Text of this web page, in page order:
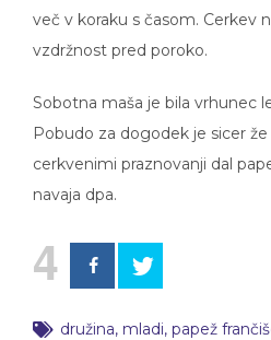
več v koraku s časom. Cerkev
vzdržnost pred poroko.
Sobotna maša je bila vrhunec
Pobudo za dogodek je sicer
cerkvenimi praznovanji dal
navaja dpa.
4
družina, mladi, papež